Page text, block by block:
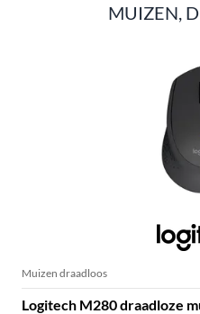
MUIZEN,
Muizen draadloos
Logitech M280 draadloze